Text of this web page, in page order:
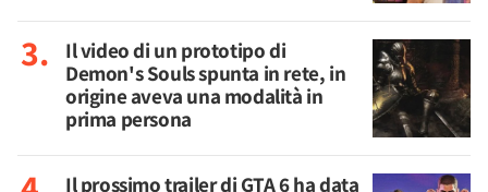
Il video di un prototipo di
Demon's Souls spunta in rete, in
origine aveva una modalità in
prima persona
Il prossimo trailer di GTA 6 ha data